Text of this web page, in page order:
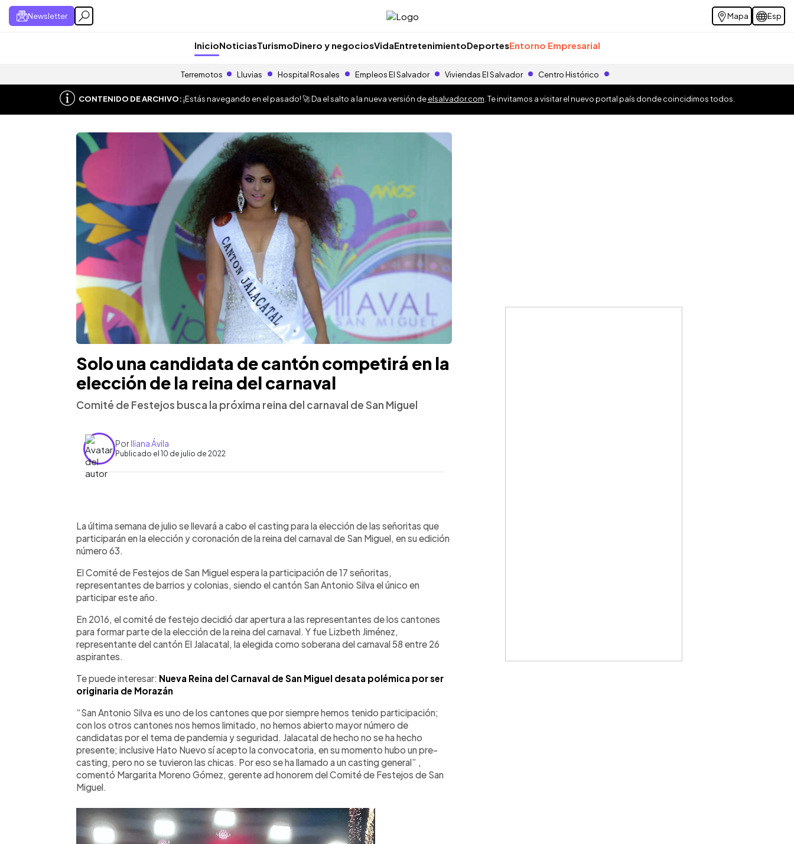
Newsletter Mapa Esp
InicioNoticiasTurismoDinero y negociosVidaEntretenimientoDeportesEntorno Empresarial
Terremotos Lluvias Hospital Rosales Empleos El Salvador Viviendas El Salvador Centro Histórico
CONTENIDO DE ARCHIVO:¡Estás navegando en el pasado! 🚀 Da el salto a la nueva versión deelsalvador.com . Te invitamos a visitar el nuevo portal país donde coincidimos todos.
Solo una candidata de cantón competirá en la
elección de la reina del carnaval
Comité de Festejos busca la próxima reina del carnaval de San Miguel
PorIliana Ávila
Publicado el 10 de julio de 2022
Escuchar artículo
La última semana de julio se llevará a cabo el casting para la elección de las señoritas que
participarán en la elección y coronación de la reina del carnaval de San Miguel, en su edición
número 63.
El Comité de Festejos de San Miguel espera la participación de 17 señoritas,
representantes de barrios y colonias, siendo el cantón San Antonio Silva el único en
participar este año.
En 2016, el comité de festejo decidió dar apertura a las representantes de los cantones
para formar parte de la elección de la reina del carnaval. Y fue Lizbeth Jiménez,
representante del cantón El Jalacatal, la elegida como soberana del carnaval 58 entre 26
aspirantes.
Te puede interesar: Nueva Reina del Carnaval de San Miguel desata polémica por ser
originaria de Morazán
“San Antonio Silva es uno de los cantones que por siempre hemos tenido participación;
con los otros cantones nos hemos limitado, no hemos abierto mayor número de
candidatas por el tema de pandemia y seguridad. Jalacatal de hecho no se ha hecho
presente; inclusive Hato Nuevo sí acepto la convocatoria, en su momento hubo un pre-
casting, pero no se tuvieron las chicas. Por eso se ha llamado a un casting general” ,
comentó Margarita Moreno Gómez, gerente ad honorem del Comité de Festejos de San
Miguel.